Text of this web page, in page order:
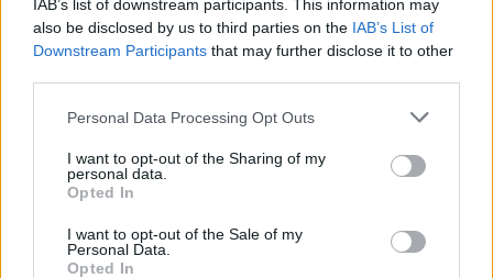
IAB’s list of downstream participants. This information may
also be disclosed by us to third parties on the IAB’s List of
Downstream Participants that may further disclose it to other
Please note that this website/app uses one or more Google
not limited to your visit or usage behaviour. You may click to
grant or deny consent to Google and its third-party tags to
use your data for below specified purposes in below Google
consent section.
Personal Data Processing Opt Outs
I want to opt-out of the Sharing of my
personal data.
Opted In
I want to opt-out of the Sale of my
Personal Data.
Opted In
Powered by LocalImpact
Garanzia di due annisui prodotti usati, verificati dal
nostro laboratorio di assistenza.
Spedizione gratuitaper ordini superiori a 150 euro.
Per maggiori dettagli consultate la nostra